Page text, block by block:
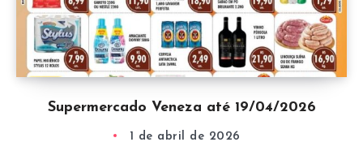
Supermercado Veneza até 19/04/2026
1 de abril de 2026